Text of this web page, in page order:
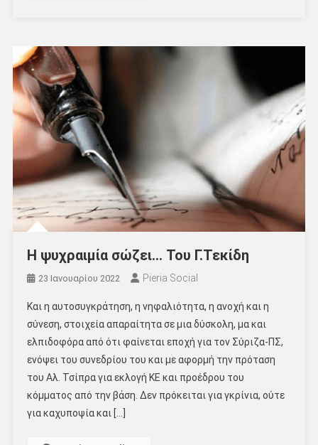
Η ψυχραιμία σώζει… Του Γ.Τεκίδη
23 Ιανουαρίου 2022 Pieria Social
Και η αυτοσυγκράτηση, η νηφαλιότητα, η ανοχή και η
σύνεση, στοιχεία απαραίτητα σε μια δύσκολη, μα και
ελπιδοφόρα από ότι φαίνεται εποχή για τον Σύριζα-ΠΣ,
ενόψει του συνεδρίου του και με αφορμή την πρόταση
του Αλ. Τσίπρα για εκλογή ΚΕ και προέδρου του
κόμματος από την βάση. Δεν πρόκειται για γκρίνια, ούτε
για καχυποψία και […]